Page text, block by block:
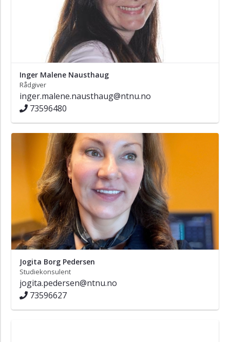
Inger Malene Nausthaug
Rådgiver
inger.malene.nausthaug@ntnu.no
73596480
Jogita Borg Pedersen
Studiekonsulent
jogita.pedersen@ntnu.no
73596627